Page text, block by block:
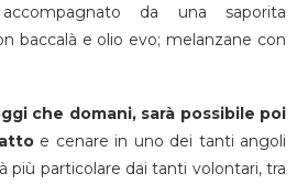
da una saporita
baccalà e olio evo; melanzane con
che domani, sarà possibile poi
e cenare in uno dei tanti angoli
più particolare dai tanti volontari, tra